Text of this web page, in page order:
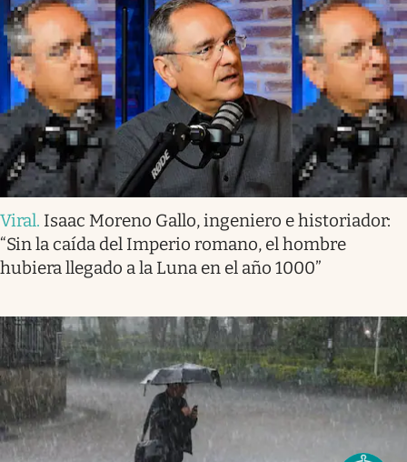
Viral. Isaac Moreno Gallo, ingeniero e historiador:
“Sin la caída del Imperio romano, el hombre
hubiera llegado a la Luna en el año 1000”